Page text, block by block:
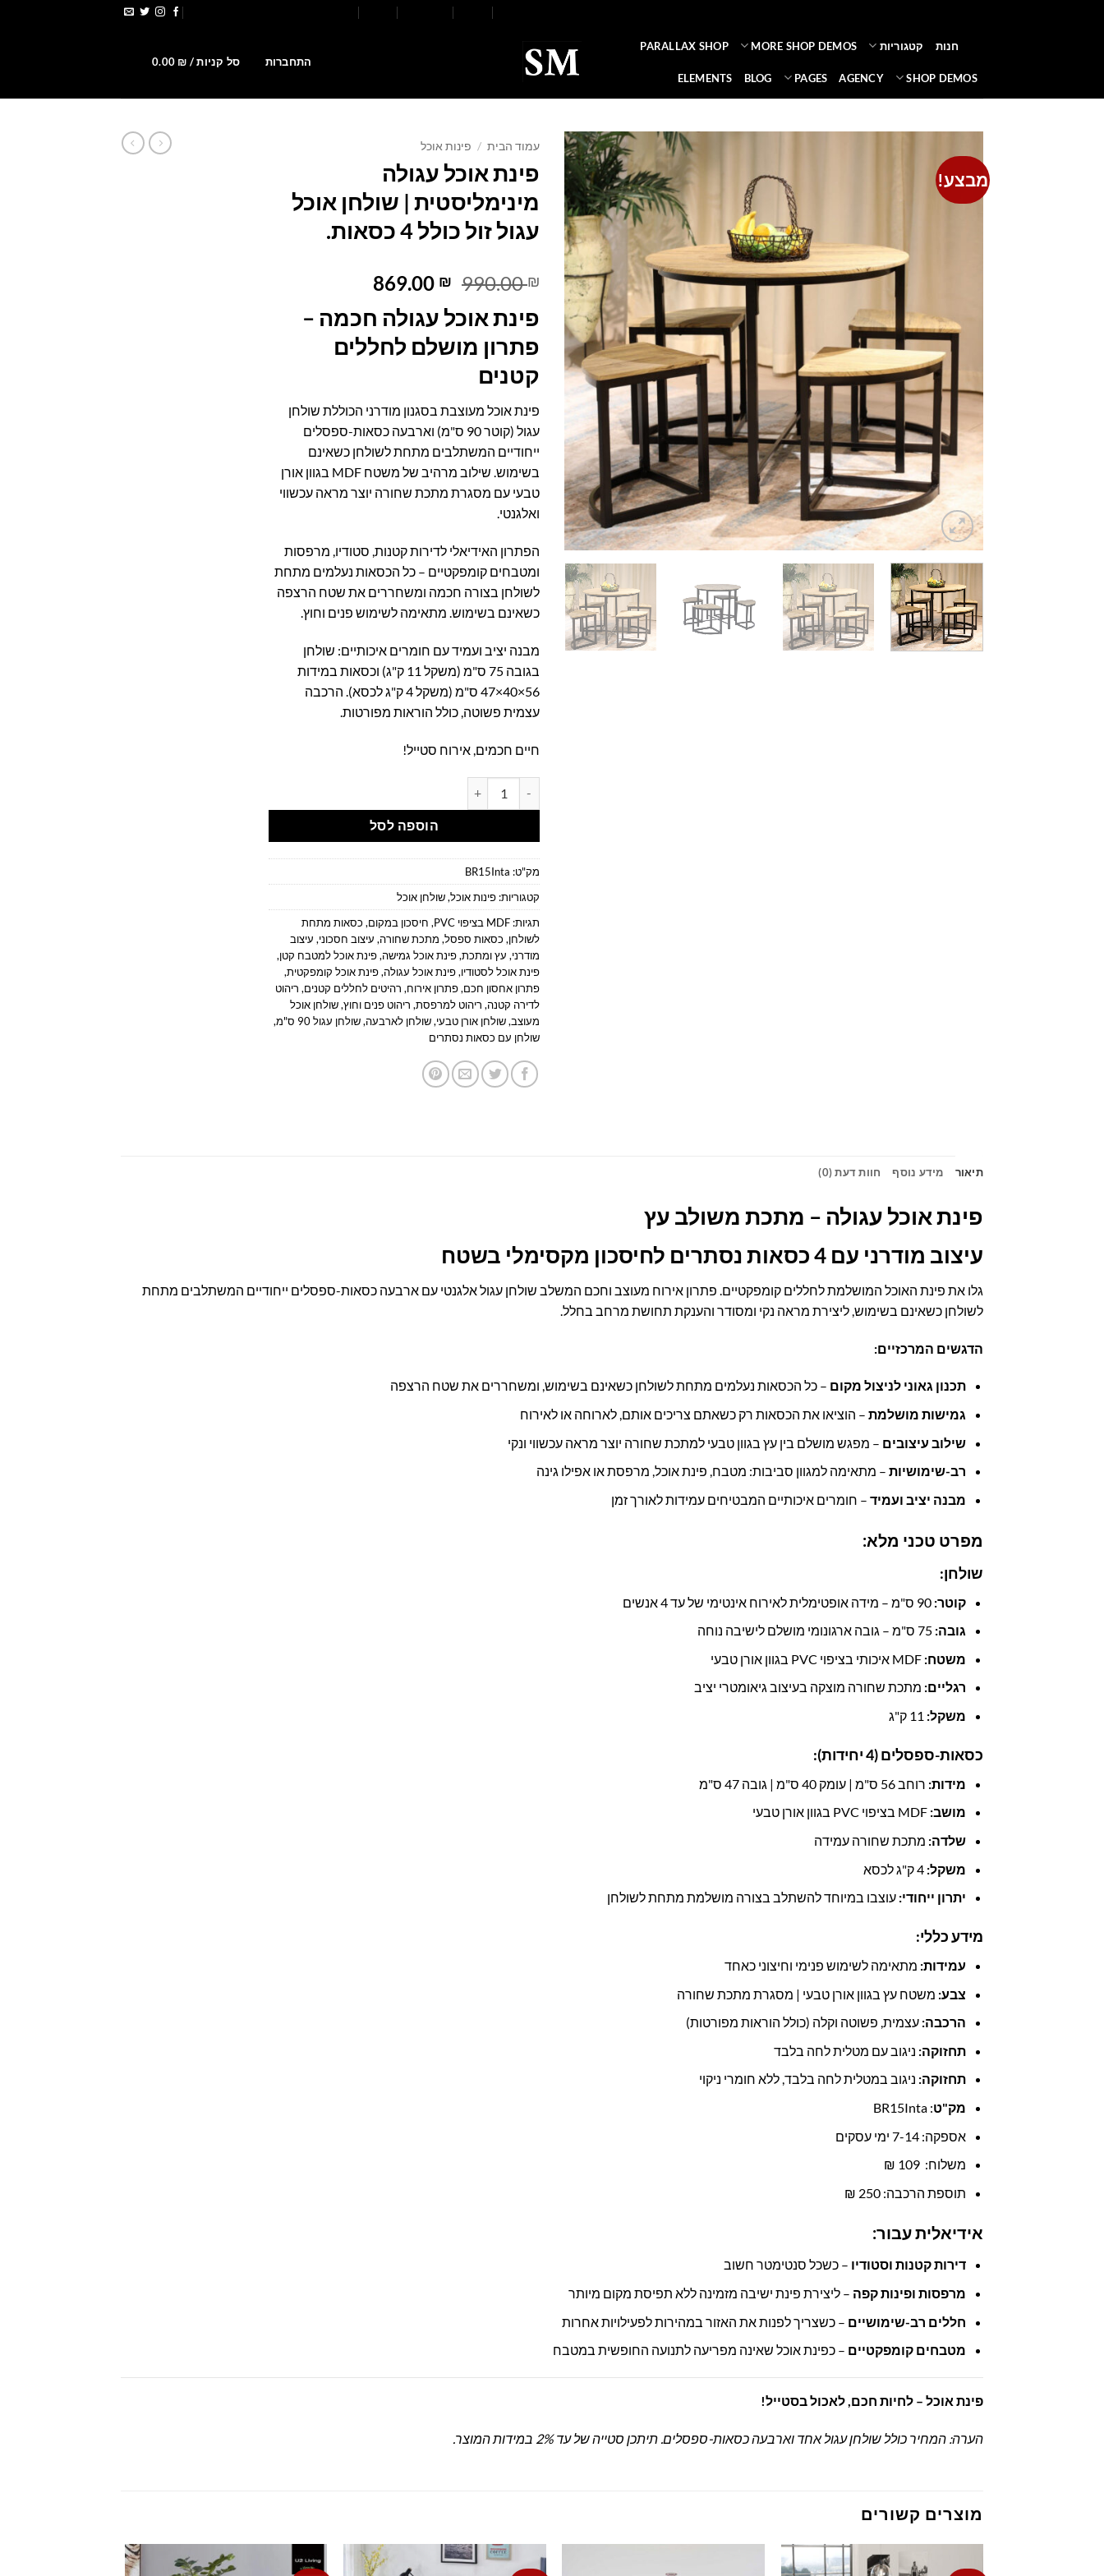
חנות קטגוריות MORE SHOP DEMOS
PARALLAX SHOP
SHOP DEMOS
AGENCY
PAGES
BLOG
ELEMENTS
התחברות סל קניות / 0.00 ₪
מבצע!
Add to
wishlist
עמוד הבית / פינות אוכל
פינת אוכל עגולה
מינימליסטית | שולחן אוכל
עגול זול כולל 4 כסאות.
990.00₪
המחיר
היה:
990.00 ₪.
869.00 ₪
הוא:
869.00 ₪.
פינת אוכל עגולה חכמה –
פתרון מושלם לחללים
קטנים
פינת אוכל מעוצבת בסגנון מודרני הכוללת שולחן
עגול (קוטר 90 ס"מ) וארבעה כסאות-ספסלים
ייחודיים המשתלבים מתחת לשולחן כשאינם
בשימוש. שילוב מרהיב של משטח MDF בגוון אורן
טבעי עם מסגרת מתכת שחורה יוצר מראה עכשווי
ואלגנטי.
הפתרון האידיאלי לדירות קטנות, סטודיו, מרפסות
ומטבחים קומפקטיים – כל הכסאות נעלמים מתחת
לשולחן בצורה חכמה ומשחררים את שטח הרצפה
כשאינם בשימוש. מתאימה לשימוש פנים וחוץ.
מבנה יציב ועמיד עם חומרים איכותיים: שולחן
בגובה 75 ס"מ (משקל 11 ק"ג) וכסאות במידות
56×40×47 ס"מ (משקל 4 ק"ג לכסא). הרכבה
עצמית פשוטה, כולל הוראות מפורטות.
חיים חכמים, אירוח סטייל!
הוספה לסל
מק"ט: BR15Inta
קטגוריות: פינות אוכל,שולחן אוכל
תגיות: MDF בציפוי PVC , חיסכון במקום, כסאות מתחת
לשולחן, כסאות ספסל, מתכת שחורה, עיצוב חסכוני, עיצוב
מודרני, עץ ומתכת,פינת אוכל גמישה,פינת אוכל למטבח קטן,
פינת אוכל לסטודיו,פינת אוכל עגולה,פינת אוכל קומפקטית,
פתרון אחסון חכם,פתרון אירוח, רהיטים לחללים קטנים, ריהוט
לדירה קטנה, ריהוט למרפסת, ריהוט פנים וחוץ,שולחן אוכל
מעוצב,שולחן אורן טבעי,שולחן לארבעה,שולחן עגול 90 ס"מ
,
שולחן עם כסאות נסתרים
תיאור מידע נוסף חוות דעת (0)
פינת אוכל עגולה – מתכת משולב עץ
עיצוב מודרני עם 4 כסאות נסתרים לחיסכון מקסימלי בשטח
גלו את פינת האוכל המושלמת לחללים קומפקטיים. פתרון אירוח מעוצב וחכם המשלב שולחן עגול אלגנטי עם ארבעה כסאות-ספסלים ייחודיים המשתלבים מתחת
לשולחן כשאינם בשימוש, ליצירת מראה נקי ומסודר והענקת תחושת מרחב בחלל.
הדגשים המרכזיים:
תכנון גאוני לניצול מקום – כל הכסאות נעלמים מתחת לשולחן כשאינם בשימוש, ומשחררים את שטח הרצפה
גמישות מושלמת– הוציאו את הכסאות רק כשאתם צריכים אותם, לארוחה או לאירוח
שילוב עיצובים – מפגש מושלם בין עץ בגוון טבעי למתכת שחורה יוצר מראה עכשווי ונקי
רב-שימושיות– מתאימה למגוון סביבות: מטבח, פינת אוכל, מרפסת או אפילו גינה
מבנה יציב ועמיד– חומרים איכותיים המבטיחים עמידות לאורך זמן
מפרט טכני מלא:
שולחן:
קוטר:
גובה:
משטח:
רגליים: מתכת שחורה מוצקה בעיצוב גיאומטרי יציב
משקל:
כסאות-ספסלים (4 יחידות):
מידות: רוחב 56 ס"מ | עומק 40 ס"מ | גובה 47 ס"מ
מושב:
שלדה: מתכת שחורה עמידה
משקל:
יתרון ייחודי: עוצבו במיוחד להשתלב בצורה מושלמת מתחת לשולחן
מידע כללי:
עמידות: מתאימה לשימוש פנימי וחיצוני כאחד
צבע: משטח עץ בגוון אורן טבעי | מסגרת מתכת שחורה
הרכבה: עצמית, פשוטה וקלה (כולל הוראות מפורטות)
תחזוקה: ניגוב עם מטלית לחה בלבד
תחזוקה: ניגוב במטלית לחה בלבד, ללא חומרי ניקוי
מק"ט: BR15Inta
אספקה: 7-14 ימי עסקים
משלוח: 109 ₪
תוספת הרכבה: 250 ₪
אידיאלית עבור:
דירות קטנות וסטודיו – כשכל סנטימטר חשוב
מרפסות ופינות קפה – ליצירת פינת ישיבה מזמינה ללא תפיסת מקום מיותר
חללים רב-שימושיים – כשצריך לפנות את האזור במהירות לפעילויות אחרות
מטבחים קומפקטיים – כפינת אוכל שאינה מפריעה לתנועה החופשית במטבח
פינת אוכל – לחיות חכם, לאכול בסטייל!
הערה: המחיר כולל שולחן עגול אחד וארבעה כסאות-ספסלים. תיתכן סטייה של עד 2% במידות המוצר.
מוצרים קשורים